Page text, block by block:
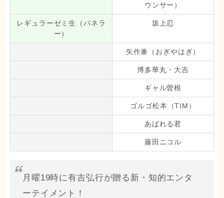
ウンサー）
レギュラーゼミ生（パネラ
ー）
坂上忍
矢作兼（おぎやはぎ）
博多華丸・大吉
ギャル曽根
ゴルゴ松本（TIM）
あばれる君
藤田ニコル
月曜19時に有吉弘行が贈る新・知的エンタ
ーテイメント！